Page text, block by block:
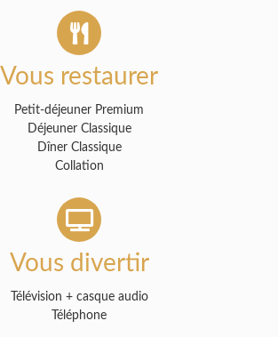
Vous restaurer
Petit-déjeuner Premium
Déjeuner Classique
Dîner Classique
Collation
Vous divertir
Télévision + casque audio
Téléphone